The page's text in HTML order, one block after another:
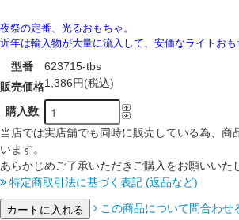
夜祭の定番、光るおもちゃ。
近年は輸入物が大量に流入して、安価なライトおも
型番
623715-tbs
販売価格1,386円(税込)
購入数
当店では実店舗でも同時に販売している為、商
います。
あらかじめご了承いただきご購入をお願いいた
特定商取引法に基づく表記 (返品など)
この商品について問合わせ